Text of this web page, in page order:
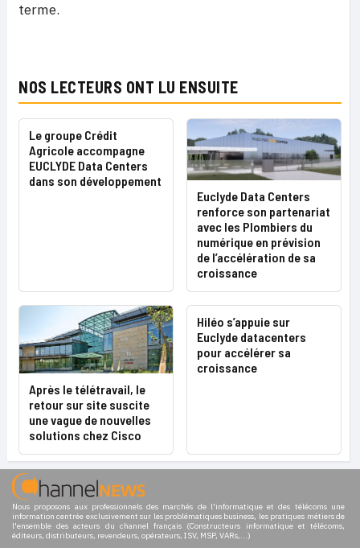
terme.
NOS LECTEURS ONT LU ENSUITE
Le groupe Crédit
Agricole accompagne
EUCLYDE Data Centers
dans son développement
Euclyde Data Centers
renforce son partenariat
avec les Plombiers du
numérique en prévision
de l’accélération de sa
croissance
Après le télétravail, le
retour sur site suscite
une vague de nouvelles
solutions chez Cisco
Hiléo s’appuie sur
Euclyde datacenters
pour accélérer sa
croissance
Nous proposons aux professionnels des marchés de l'informatique et des télécoms une
information centrée exclusivement sur les problématiques business, les pratiques métiers de
l'ensemble des acteurs du channel français (Constructeurs informatique et télécoms,
éditeurs, distributeurs, revendeurs, opérateurs, ISV, MSP, VARs,...)